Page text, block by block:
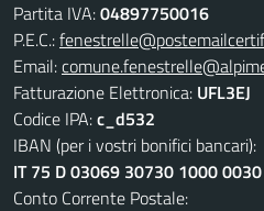
Partita IVA:04897750016
P.E.C.:
Email:
Fatturazione Elettronica: UFL3EJ
Codice IPA:c_d532
IBAN (per i vostri bonifici bancari):
IT 75 D 03069 30730 1000
Conto Corrente Postale: